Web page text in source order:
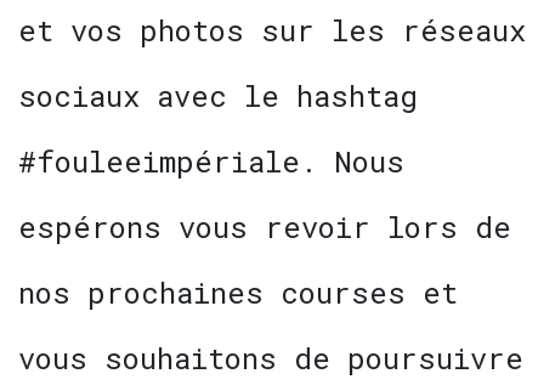
et vos photos sur les réseaux
sociaux avec le hashtag
#fouleeimpériale. Nous
espérons vous revoir lors de
nos prochaines courses et
vous souhaitons de poursuivre